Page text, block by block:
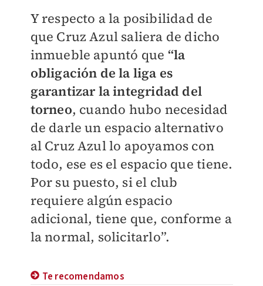
Y respecto a la posibilidad de
que Cruz Azul saliera de dicho
inmueble apuntó que “la
obligación de la liga es
garantizar la integridad del
torneo, cuando hubo necesidad
de darle un espacio alternativo
al Cruz Azul lo apoyamos con
todo, ese es el espacio que tiene.
Por su puesto, si el club
requiere algún espacio
adicional, tiene que, conforme a
la normal, solicitarlo”.
Te recomendamos